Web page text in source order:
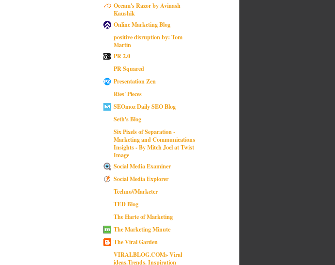
Occam's Razor by Avinash
Kaushik
Online Marketing Blog
positive disruption by: Tom
Martin
PR 2.0
PR Squared
Presentation Zen
Ries' Pieces
SEOmoz Daily SEO Blog
Seth's Blog
Six Pixels of Separation -
Marketing and Communications
Insights - By Mitch Joel at Twist
Image
Social Media Examiner
Social Media Explorer
Techno//Marketer
TED Blog
The Harte of Marketing
The Marketing Minute
The Viral Garden
VIRALBLOG.COM» Viral
ideas.Trends. Inspiration